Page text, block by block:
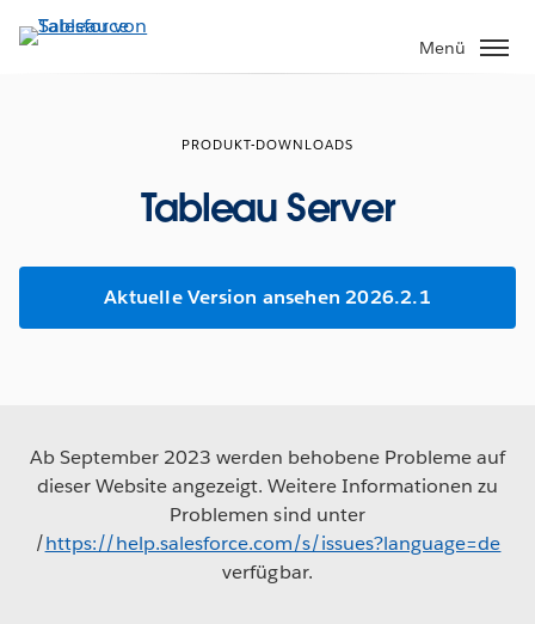
Direkt
zum
Menü
PRODUKT-DOWNLOADS
Tableau Server
Aktuelle Version ansehen 2026.2.1
Ab September 2023 werden behobene Probleme auf
dieser Website angezeigt. Weitere Informationen zu
Problemen sind unter
/https://help.salesforce.com/s/issues?language=de
verfügbar.